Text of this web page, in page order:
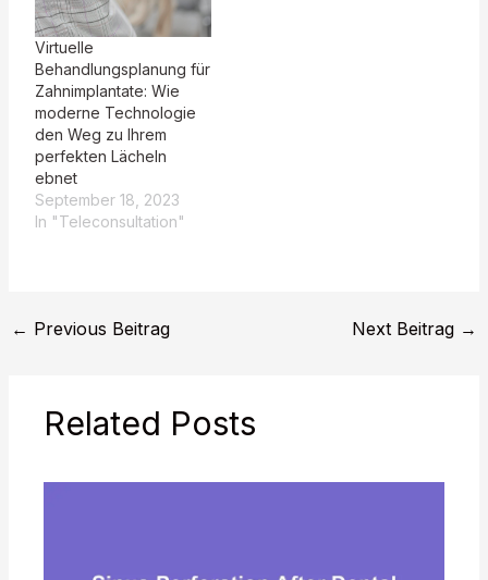
Virtuelle
Behandlungsplanung für
Zahnimplantate: Wie
moderne Technologie
den Weg zu Ihrem
perfekten Lächeln
ebnet
September 18, 2023
In "Teleconsultation"
← Previous Beitrag Next Beitrag →
Related Posts